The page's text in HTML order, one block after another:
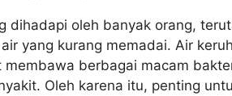
dihadapi oleh banyak orang,
yang kurang memadai. Air
berbagai macam
Oleh karena itu, penting